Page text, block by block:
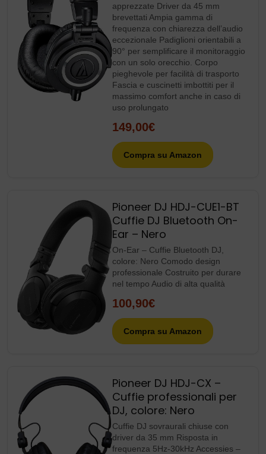
apprezzate Driver da 45 mm
brevettati Ampia gamma di
frequenza con chiarezza dell’audio
eccezionale Padiglioni orientabili a
90° per semplificare il monitoraggio
con un solo orecchio. Corpo
pieghevole per facilità di trasporto
Fascia e cuscinetti imbottiti per il
massimo comfort anche in caso di
uso prolungato
149,00€
Compra su Amazon
Pioneer DJ HDJ-CUE1-BT
Cuffie DJ Bluetooth On-
Ear – Nero
On-Ear – Cuffie Bluetooth DJ,
colore: Nero Comodo design
professionale Costruito per durare
nel tempo Audio di alta qualità
100,90€
Compra su Amazon
Pioneer DJ HDJ-CX –
Cuffie professionali per
DJ, colore: Nero
Cuffie DJ sovraurali chiuse con
driver da 35 mm Risposta in
frequenza 5Hz-30kHz Accessies –